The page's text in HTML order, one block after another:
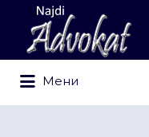
Search
for:
Мени
for: